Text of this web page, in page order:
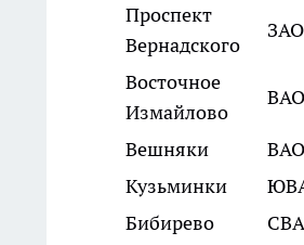
Проспект
Вернадского
ЗАО
Восточное
Измайлово
ВАО
Вешняки ВАО
Кузьминки
Бибирево